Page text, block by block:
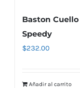
Baston
Speedy
$232.00
Añadir al carrito